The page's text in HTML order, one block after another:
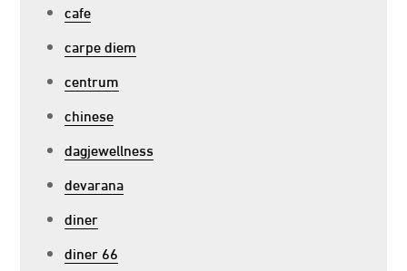
cafe
carpe diem
centrum
chinese
dagjewellness
devarana
diner
diner 66